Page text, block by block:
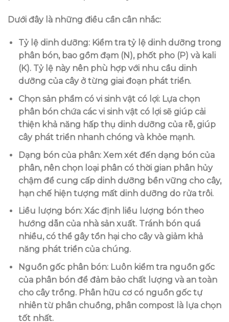
Dưới đây là những điều cần cân nhắc:
Tỷ lệ dinh dưỡng: Kiểm tra tỷ lệ dinh dưỡng trong
phân bón, bao gồm đạm (N), phốt pho (P) và kali
(K). Tỷ lệ này nên phù hợp với nhu cầu dinh
dưỡng của cây ở từng giai đoạn phát triển.
Chọn sản phẩm có vi sinh vật có lợi: Lựa chọn
phân bón chứa các vi sinh vật có lợi sẽ giúp cải
thiện khả năng hấp thụ dinh dưỡng của rễ, giúp
cây phát triển nhanh chóng và khỏe mạnh.
Dạng bón của phân: Xem xét đến dạng bón của
phân, nên chọn loại phân có thời gian phân hủy
chậm để cung cấp dinh dưỡng bền vững cho cây,
hạn chế hiện tượng mất dinh dưỡng do rửa trôi.
Liều lượng bón: Xác định liều lượng bón theo
hướng dẫn của nhà sản xuất. Tránh bón quá
nhiều, có thể gây tổn hại cho cây và giảm khả
năng phát triển của chúng.
Nguồn gốc phân bón: Luôn kiểm tra nguồn gốc
của phân bón để đảm bảo chất lượng và an toàn
cho cây trồng. Phân hữu cơ có nguồn gốc tự
nhiên từ phân chuồng, phân compost là lựa chọn
tốt nhất.